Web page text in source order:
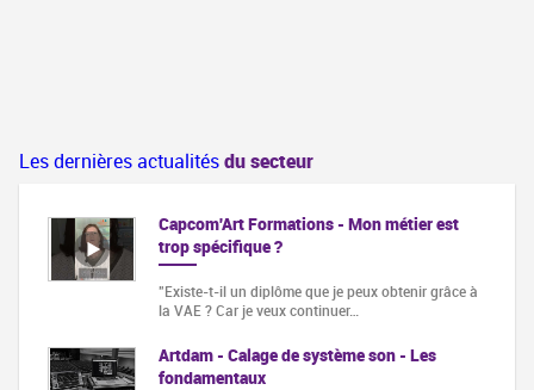
Les dernières actualitésdu secteur
Capcom'Art Formations - Mon métier est
trop spécifique ?
"Existe-t-il un diplôme que je peux obtenir grâce à
la VAE ? Car je veux continuer…
Artdam - Calage de système son - Les
fondamentaux